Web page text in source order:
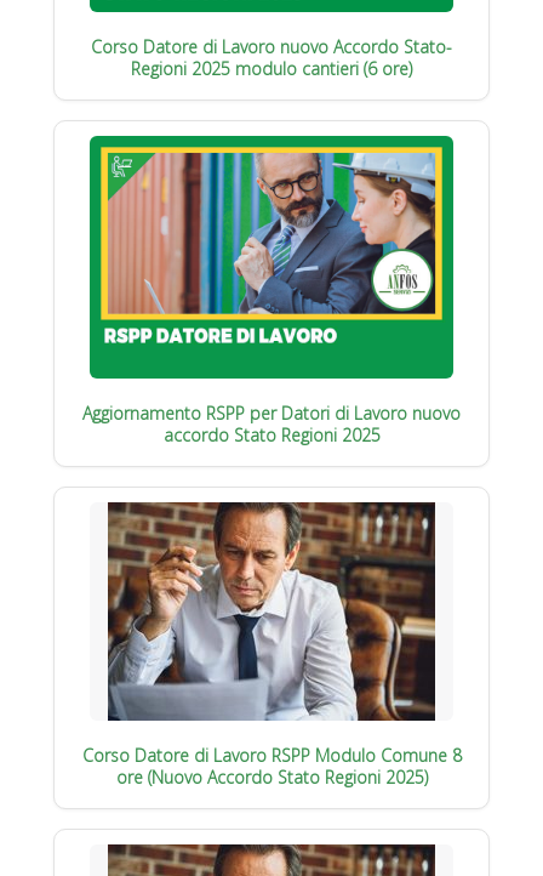
Corso Datore di Lavoro nuovo Accordo Stato-
Regioni 2025 modulo cantieri (6 ore)
Aggiornamento RSPP per Datori di Lavoro nuovo
accordo Stato Regioni 2025
Corso Datore di Lavoro RSPP Modulo Comune 8
ore (Nuovo Accordo Stato Regioni 2025)